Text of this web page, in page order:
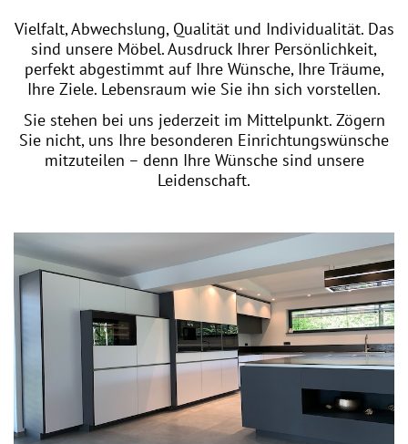
Vielfalt, Abwechslung, Qualität und Individualität. Das
sind unsere Möbel. Ausdruck Ihrer Persönlichkeit,
perfekt abgestimmt auf Ihre Wünsche, Ihre Träume,
Ihre Ziele. Lebensraum wie Sie ihn sich vorstellen.
Sie stehen bei uns jederzeit im Mittelpunkt. Zögern
Sie nicht, uns Ihre besonderen Einrichtungswünsche
mitzuteilen – denn Ihre Wünsche sind unsere
Leidenschaft.